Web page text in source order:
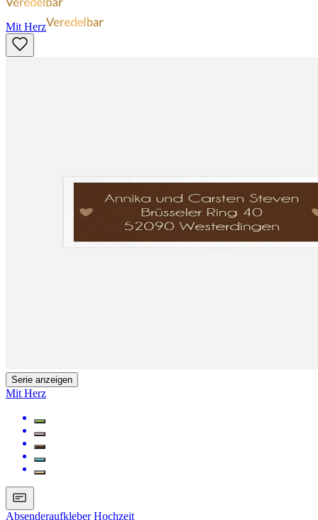
Mit Herz
Serie anzeigen
Mit Herz
Absenderaufkleber Hochzeit